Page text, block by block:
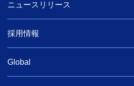
ニュースリリース
採用情報
Global